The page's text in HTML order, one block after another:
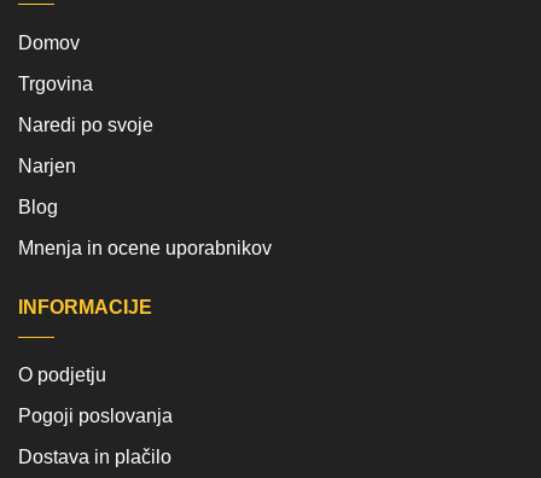
Domov
Trgovina
Naredi po svoje
Narjen
Blog
Mnenja in ocene uporabnikov
INFORMACIJE
O podjetju
Pogoji poslovanja
Dostava in plačilo